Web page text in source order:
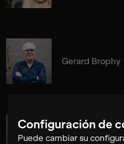
Configuración de
Puede cambiar su
Gerard Brophy
Susanne